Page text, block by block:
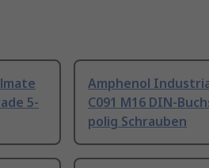
5-
Amphenol
C091 M16 DIN-
polig Schrauben